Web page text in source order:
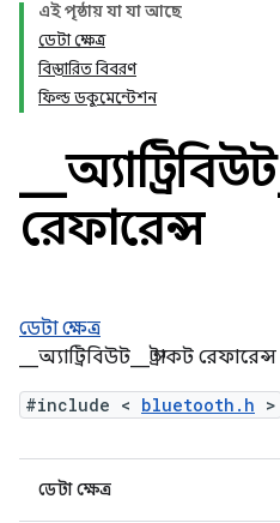
এই পৃষ্ঠায় যা যা আছে
ডেটা ক্ষেত্র
বিস্তারিত বিবরণ
ফিল্ড ডকুমেন্টেশন
_অ্যাট্রিবিউট_
রেফারেন্স
ডেটা ক্ষেত্র
__অ্যাট্রিবিউট__ স্ট্রাকট রেফারেন্স
#include < bluetooth.h >
ডেটা ক্ষেত্র